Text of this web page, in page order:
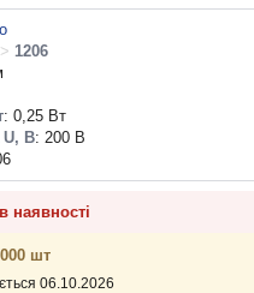
> 1206
: 0,25 Вт
U, В: 200 В
наявності
шт
06.10.2026